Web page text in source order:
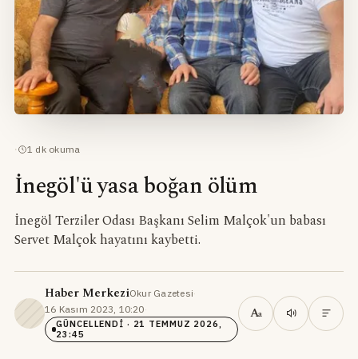
· 1 dk okuma
İnegöl'ü yasa boğan ölüm
İnegöl Terziler Odası Başkanı Selim Malçok'un babası
Servet Malçok hayatını kaybetti.
Haber MerkeziOkur Gazetesi·
16 Kasım 2023, 10:20·
GÜNCELLENDI · 21 TEMMUZ 2026,
23:45
Aa